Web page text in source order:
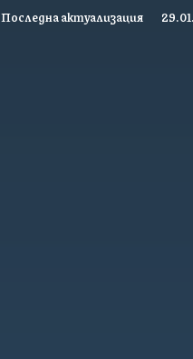
Последна актуализация